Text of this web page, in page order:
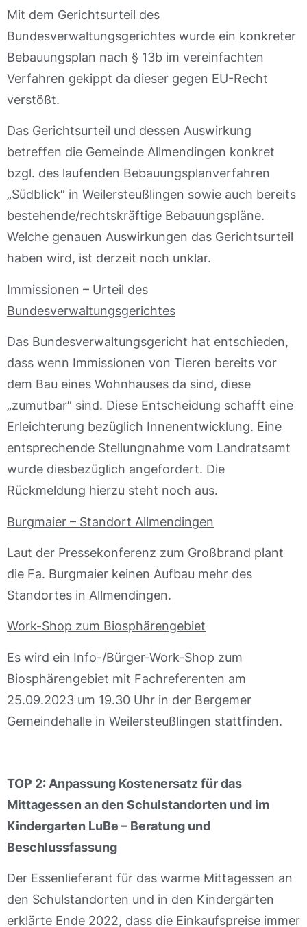
Mit dem Gerichtsurteil des
Bundesverwaltungsgerichtes wurde ein konkreter
Bebauungsplan nach § 13b im vereinfachten
Verfahren gekippt da dieser gegen EU-Recht
verstößt.
Das Gerichtsurteil und dessen Auswirkung
betreffen die Gemeinde Allmendingen konkret
bzgl. des laufenden Bebauungsplanverfahren
„Südblick“ in Weilersteußlingen sowie auch bereits
bestehende/rechtskräftige Bebauungspläne.
Welche genauen Auswirkungen das Gerichtsurteil
haben wird, ist derzeit noch unklar.
Immissionen – Urteil des
Bundesverwaltungsgerichtes
Das Bundesverwaltungsgericht hat entschieden,
dass wenn Immissionen von Tieren bereits vor
dem Bau eines Wohnhauses da sind, diese
„zumutbar“ sind. Diese Entscheidung schafft eine
Erleichterung bezüglich Innenentwicklung. Eine
entsprechende Stellungnahme vom Landratsamt
wurde diesbezüglich angefordert. Die
Rückmeldung hierzu steht noch aus.
Burgmaier – Standort Allmendingen
Laut der Pressekonferenz zum Großbrand plant
die Fa. Burgmaier keinen Aufbau mehr des
Standortes in Allmendingen.
Work-Shop zum Biosphärengebiet
Es wird ein Info-/Bürger-Work-Shop zum
Biosphärengebiet mit Fachreferenten am
25.09.2023 um 19.30 Uhr in der Bergemer
Gemeindehalle in Weilersteußlingen stattfinden.
TOP 2: Anpassung Kostenersatz für das
Mittagessen an den Schulstandorten und im
Kindergarten LuBe – Beratung und
Beschlussfassung
Der Essenlieferant für das warme Mittagessen an
den Schulstandorten und in den Kindergärten
erklärte Ende 2022, dass die Einkaufspreise immer